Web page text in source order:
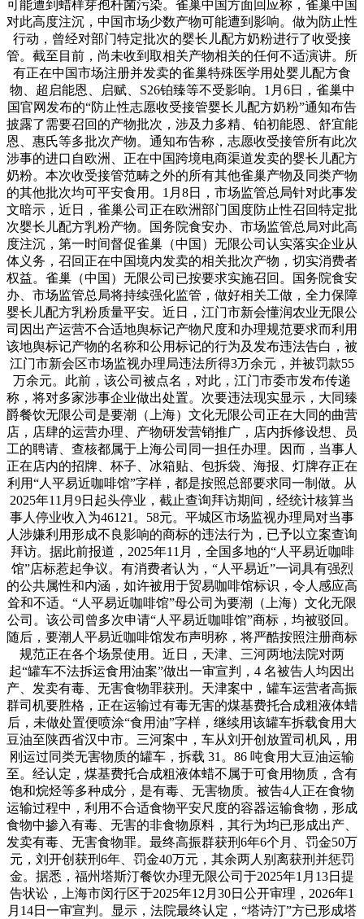
可能遭到蜡样芽孢杆菌污染。雀巢中国方面回应称，雀巢中国
对此高度注沉，中国市场少数产物可能遭到影响。做为防止性
行动，曾经对部门特定批次的婴长儿配方奶粉进行了收受接
管。截至目前，尚未收到取相关产物相关的任何不适演讲。所
有正在中国市场注册并发卖的雀巢特殊医学用处婴儿配方食
物、超启能恩、启赋、S26铂臻等不受影响。1月6日，雀巢中
国官网发布的“防止性志愿收受接管婴长儿配方奶粉”通知布告
披露了需要召回的产物批次，涉及力多精、铂初能恩、舒宜能
恩、惠氏等多批次产物。通知布告称，志愿收受接管所有此次
涉事的进口自欧洲、正在中国跨境电商渠道发卖的婴长儿配方
奶粉。本次收受接管范畴之外的所有其他雀巢产物及同类产物
的其他批次均可平安食用。1月8日，市场监管总局针对此事发
文暗示，近日，雀巢公司正在欧洲部门国度防止性召回特定批
次婴长儿配方乳粉产物。国务院食安办、市场监管总局对此高
度注沉，第一时间督促雀巢（中国）无限公司认实落实企业从
体义务，召回正在中国境内发卖的相关批次产物，切实消费者
权益。雀巢（中国）无限公司已按要求实施召回。国务院食安
办、市场监管总局将持续强化监管，做好相关工做，全力保障
婴长儿配方乳粉质量平安。近日，江门市新会懂润农业无限公
司因出产运营不合适地舆标记产物尺度和办理规范要求而利用
该地舆标记产物的名称和公用标记的行为及发布违法告白，被
江门市新会区市场监视办理局违法所得3万余元，并被罚款55
万余元。此前，该公司被点名，对此，江门市委市发布传递
称，将对多家涉事企业做出处置。次要违法现实显示，大同臻
爵餐饮无限公司是要潮（上海）文化无限公司正在大同的曲营
店，店肆的运营办理、产物研发营销推广，店内拆修设想、员
工的聘请、查核都属于上海公司同一担任办理。因而，当事人
正在店内的招牌、杯子、冰箱贴、包拆袋、海报、灯牌存正在
利用“人平易近咖啡馆”字样，都是按照总部要求同一制做。从
2025年11月9日起头停业，截止查询拜访期间，经统计核算当
事人停业收入为46121。58元。平城区市场监视办理局对当事
人涉嫌利用形成不良影响的商标的违法行为，已予以立案查询
拜访。据此前报道，2025年11月，全国多地的“人平易近咖啡
馆”店标惹起争议。有消费者认为，“人平易近”一词具有强烈
的公共属性和内涵，如许被用于贸易咖啡馆标识，令人感应高
耸和不适。“人平易近咖啡馆”母公司为要潮（上海）文化无限
公司。该公司曾多次申请“人平易近咖啡馆”商标，均被驳回。
随后，要潮人平易近咖啡馆发布声明称，将严酷按照注册商标
规范正在各个场景使用。近日，天津、三河两地法院对两
起“罐车不法拆运食用油案”做出一审宣判，4 名被告人均因出
产、发卖有毒、无害食物罪获刑。天津案中，罐车运营者高振
群司机要胜格，正在运输过有毒无害的煤基费托合成粗液体蜡
后，未做处置便喷涂“食用油”字样，继续用该罐车拆载食用大
豆油至陕西省汉中市。三河案中，车从刘开创放置司机风，用
刚运过同类无害物质的罐车，拆载 31。86 吨食用大豆油运输
至。经认定，煤基费托合成粗液体蜡不属于可食用物质，含有
饱和烷烃等多种成分，是有毒、无害物质。被告4人正在食物
运输过程中，利用不合适食物平安尺度的容器运输食物，形成
食物中掺入有毒、无害的非食物原料，其行为均已形成出产、
发卖有毒、无害食物罪。最终高振群获刑6年6个月、罚金50万
元，刘开创获刑6年、罚金40万元，其余两人别离获刑并惩罚
金。据悉，福州塔斯汀餐饮办理无限公司于2025年1月13日提
告状讼，上海市闵行区于2025年12月30日公开审理，2026年1
月14日一审宣判。显示，法院最终认定，“塔诗汀”方已形成塔